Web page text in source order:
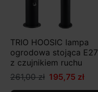
TRIO HOOSIC lampa
ogrodowa stojąca E27
z czujnikiem ruchu
261,00 zł 195,75 zł